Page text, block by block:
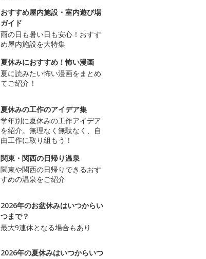
おすすめ屋内施設・室内遊び場
ガイド
雨の日も暑い日も安心！おすす
め屋内施設を大特集
夏休みにおすすめ！怖い漫画
夏に読みたい怖い漫画をまとめ
てご紹介！
夏休みの工作のアイデア集
学年別に夏休みの工作アイデア
を紹介。無理なく無駄なく、自
由工作に取り組もう！
関東・関西の日帰り温泉
関東や関西の日帰りできるおす
すめの温泉をご紹介
2026年のお盆休みはいつからい
つまで？
最大9連休となる場合もあり
2026年の夏休みはいつからいつ